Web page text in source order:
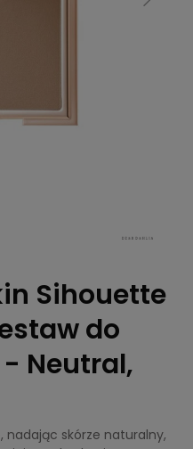
Sihouette
do
Neutral,
nadając skórze naturalny,